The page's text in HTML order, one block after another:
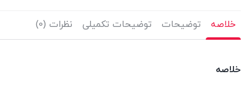
خلاصه توضیحات توضیحات تکمیلی نظرات (0)
خلاصه